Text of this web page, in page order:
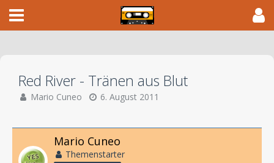
Red River - Tränen aus Blut
Mario Cuneo 6. August 2011
Mario Cuneo
Themenstarter